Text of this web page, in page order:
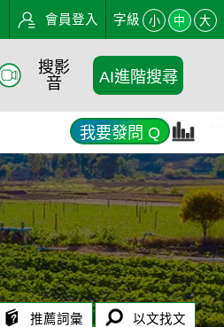
會員登入 字級 小 中 大
搜影
音
AI進階搜尋
我要發問 Q
推薦詞彙 以文找文